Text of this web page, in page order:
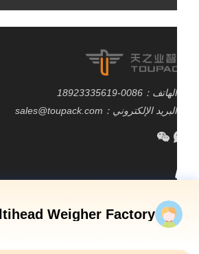
الهاتف：0086-18923335619
البريد الإلكتروني：sales@toupack.com
الشركة
في المصنع
الجودة
الموقع
Multihead Weigher Factory